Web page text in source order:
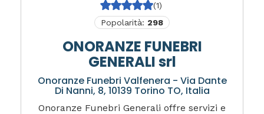
(1)
Popolarità: 298
ONORANZE FUNEBRI
GENERALI srl
Onoranze Funebri Valfenera - Via Dante
Di Nanni, 8, 10139 Torino TO, Italia
Onoranze Funebri Generali offre servizi e